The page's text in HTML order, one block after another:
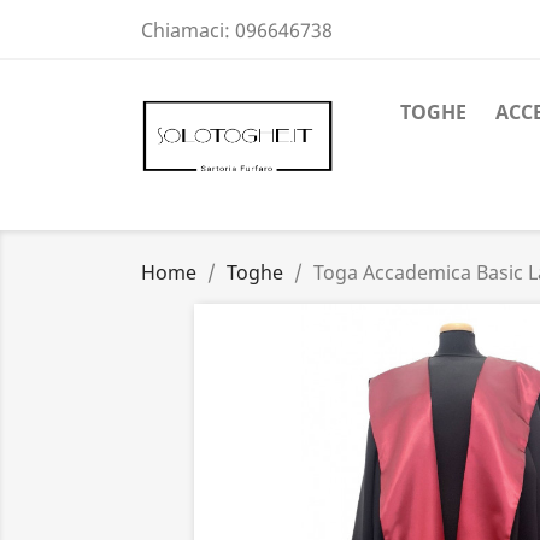
Chiamaci: 096646738
TOGHE
Home Toghe Toga Accademica Basic